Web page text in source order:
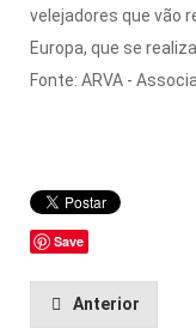
velejadores que vão
Europa, que se
Fonte: ARVA -
Save
Anterior